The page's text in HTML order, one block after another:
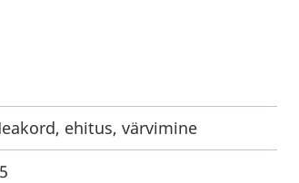
ehitus, värvimine